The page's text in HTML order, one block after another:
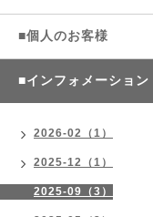
■個人のお客様
■インフォメーション
2026-02（1）
2025-12（1）
2025-09（3）